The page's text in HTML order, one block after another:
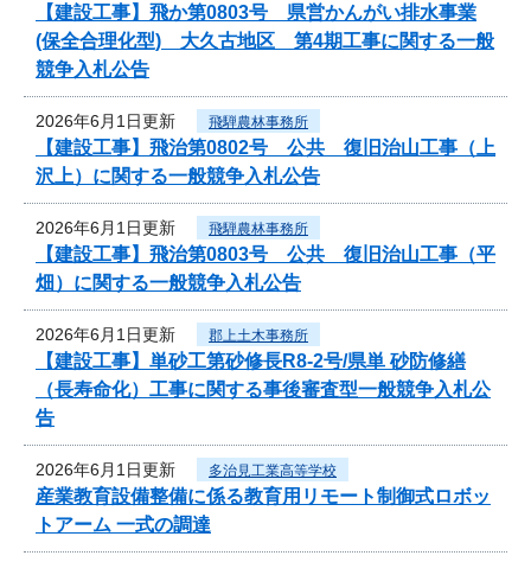
【建設工事】飛か第0803号 県営かんがい排水事業
(保全合理化型) 大久古地区 第4期工事に関する一般
競争入札公告
2026年6月1日更新 飛騨農林事務所
【建設工事】飛治第0802号 公共 復旧治山工事（上
沢上）に関する一般競争入札公告
2026年6月1日更新 飛騨農林事務所
【建設工事】飛治第0803号 公共 復旧治山工事（平
畑）に関する一般競争入札公告
2026年6月1日更新 郡上土木事務所
【建設工事】単砂工第砂修長R8-2号/県単 砂防修繕
（長寿命化）工事に関する事後審査型一般競争入札公
告
2026年6月1日更新 多治見工業高等学校
産業教育設備整備に係る教育用リモート制御式ロボッ
トアーム 一式の調達